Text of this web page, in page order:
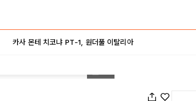
카사 몬테 치코냐 PT-1, 원더풀 이탈리아